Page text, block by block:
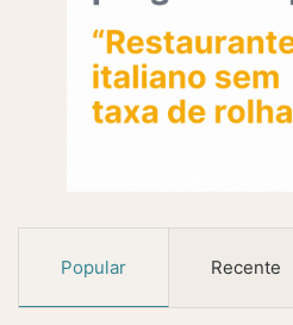
Popular Recente